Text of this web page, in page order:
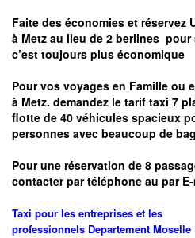
Faite des économies et réservez
à Metz au lieu de 2 berlines pour
c’est toujours plus économique
Pour vos voyages en Famille ou
à Metz. demandez le tarif taxi 7
flotte de 40 véhicules spacieux
personnes avec beaucoup de
Pour une réservation de 8
contacter par téléphone au par
Taxi pour les entreprises et les
professionnels Departement Moselle